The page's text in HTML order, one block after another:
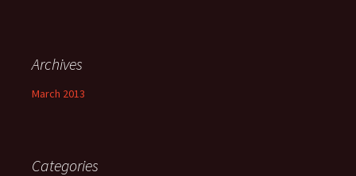
Archives
March 2013
Categories